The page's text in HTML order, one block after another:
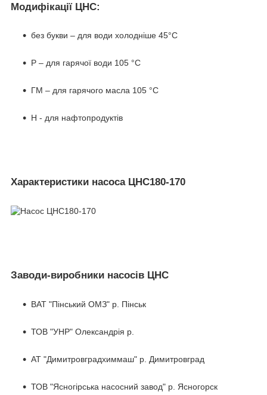
Модифікації ЦНС:
без букви – для води холодніше 45°C
Р – для гарячої води 105 °C
ГМ – для гарячого масла 105 °C
Н - для нафтопродуктів
Характеристики насоса ЦНС180-170
Заводи-виробники насосів ЦНС
ВАТ "Пінський ОМЗ" р. Пінськ
ТОВ "УНР" Олександрія р.
АТ "Димитровградхиммаш" р. Димитровград
ТОВ "Ясногірська насосний завод" р. Ясногорск